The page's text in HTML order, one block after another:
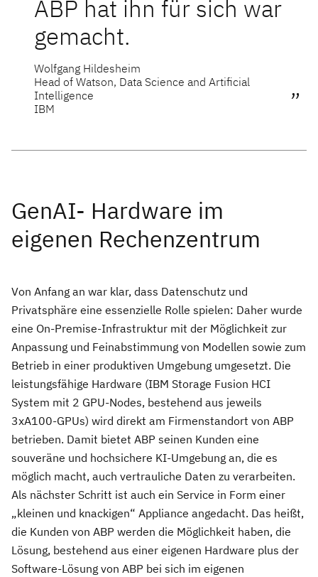
ABP hat ihn für sich war
gemacht.
Wolfgang Hildesheim
Head of Watson, Data Science and Artificial
Intelligence
IBM
GenAI- Hardware im
eigenen Rechenzentrum
Von Anfang an war klar, dass Datenschutz und
Privatsphäre eine essenzielle Rolle spielen: Daher wurde
eine On-Premise-Infrastruktur mit der Möglichkeit zur
Anpassung und Feinabstimmung von Modellen sowie zum
Betrieb in einer produktiven Umgebung umgesetzt. Die
leistungsfähige Hardware (IBM Storage Fusion HCI
System mit 2 GPU-Nodes, bestehend aus jeweils
3xA100-GPUs) wird direkt am Firmenstandort von ABP
betrieben. Damit bietet ABP seinen Kunden eine
souveräne und hochsichere KI-Umgebung an, die es
möglich macht, auch vertrauliche Daten zu verarbeiten.
Als nächster Schritt ist auch ein Service in Form einer
„kleinen und knackigen“ Appliance angedacht. Das heißt,
die Kunden von ABP werden die Möglichkeit haben, die
Lösung, bestehend aus einer eigenen Hardware plus der
Software-Lösung von ABP bei sich im eigenen